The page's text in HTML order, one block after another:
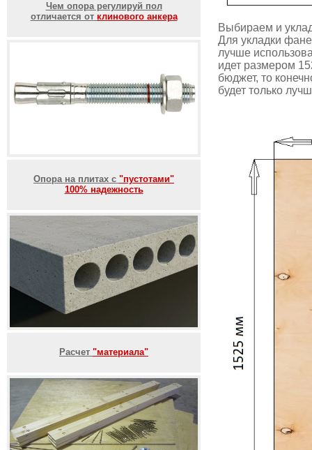
Чем опора регулируй пол
отличается от клинового анкера
Опора на плитах с "пустотами"
100% надежность
Расчет "материала"
Выбираем и
Для укладки
лучше
идет размером
бюджет, то
будет только